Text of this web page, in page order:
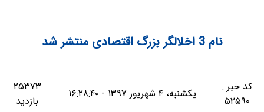
نام 3 اخلالگر بزرگ اقتصادی منتشر شد
کد خبر :
۵۲۵۹۰
یکشنبه، ۴ شهریور ۱۳۹۷ - ۱۶:۲۸:۴۰
۲۵۳۷۳
بازدید